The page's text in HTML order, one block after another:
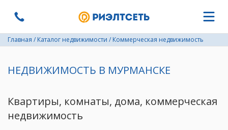
Главная / Каталог недвижимости / Коммерческая недвижимость
НЕДВИЖИМОСТЬ В МУРМАНСКЕ
Квартиры, комнаты, дома, коммерческая
недвижимость